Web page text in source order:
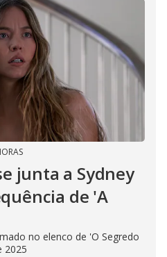
junta a Sydney
de ​'A
no elenco de 'O Segredo
2025